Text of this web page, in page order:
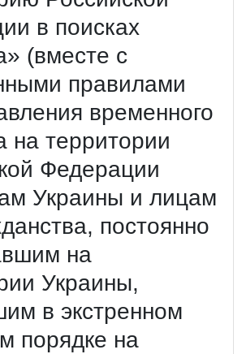
в поисках
(вместе с
правилами
временного
на территории
Федерации
Украины и лицам
постоянно
на
Украины,
в экстренном
порядке на